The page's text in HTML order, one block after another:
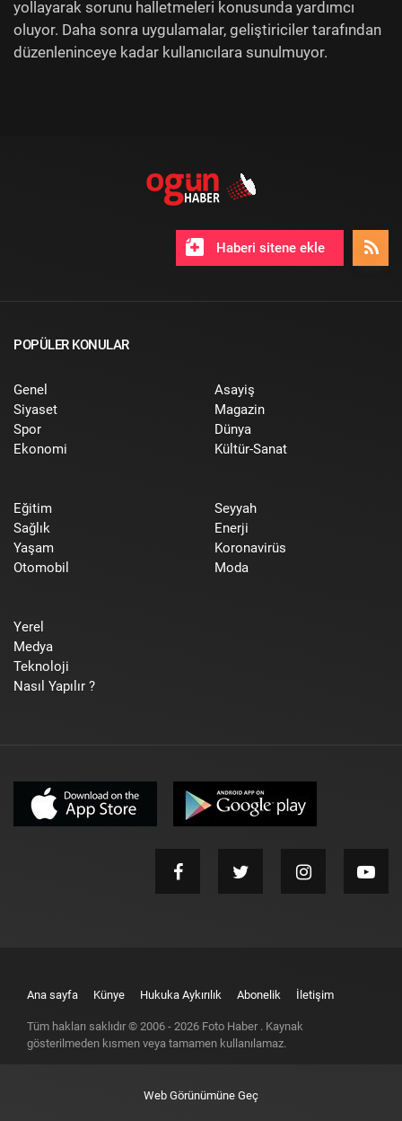
yollayarak sorunu halletmeleri konusunda yardımcı
oluyor. Daha sonra uygulamalar, geliştiriciler tarafından
düzenleninceye kadar kullanıcılara sunulmuyor.
Haberi sitene ekle
POPÜLER KONULAR
Genel
Siyaset
Spor
Ekonomi
Asayiş
Magazin
Dünya
Kültür-Sanat
Eğitim
Sağlık
Yaşam
Otomobil
Seyyah
Enerji
Koronavirüs
Moda
Yerel
Medya
Teknoloji
Nasıl Yapılır ?
Ana sayfa Künye Hukuka Aykırılık Abonelik İletişim
Tüm hakları saklıdır © 2006 - 2026 Foto Haber . Kaynak
gösterilmeden kısmen veya tamamen kullanılamaz.
Web Görünümüne Geç